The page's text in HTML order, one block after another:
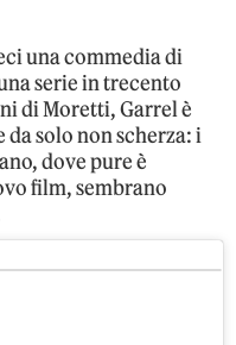
una commedia di
serie in trecento
di Moretti, Garrel è
solo non scherza: i
dove pure è
film, sembrano